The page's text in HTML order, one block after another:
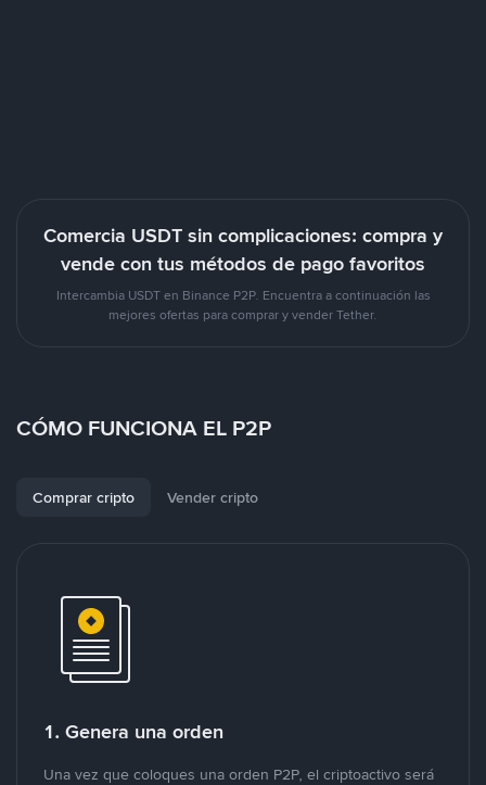
Comercia USDT sin complicaciones: compra y
vende con tus métodos de pago favoritos
Intercambia USDT en Binance P2P. Encuentra a continuación las
mejores ofertas para comprar y vender Tether.
CÓMO FUNCIONA EL P2P
Comprar cripto Vender cripto
1. Genera una orden
Una vez que coloques una orden P2P, el criptoactivo será